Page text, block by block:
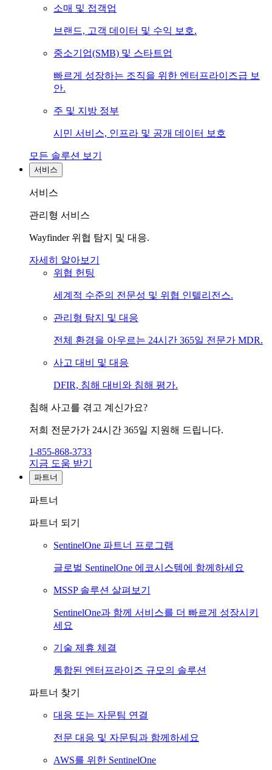
소매 및 접객업
브랜드, 고객 데이터 및 수익 보호.
중소기업(SMB) 및 스타트업
빠르게 성장하는 조직을 위한 엔터프라이즈급 보
안.
주 및 지방 정부
시민 서비스, 인프라 및 공개 데이터 보호
모든 솔루션 보기
서비스
서비스
관리형 서비스
Wayfinder 위협 탐지 및 대응.
자세히 알아보기
위협 헌팅
세계적 수준의 전문성 및 위협 인텔리전스.
관리형 탐지 및 대응
전체 환경을 아우르는 24시간 365일 전문가 MDR.
사고 대비 및 대응
DFIR, 침해 대비와 침해 평가.
침해 사고를 겪고 계신가요?
저희 전문가가 24시간 365일 지원해 드립니다.
1-855-868-3733
지금 도움 받기
파트너
파트너
파트너 되기
SentinelOne 파트너 프로그램
글로벌 SentinelOne 에코시스템에 함께하세요
MSSP 솔루션 살펴보기
SentinelOne과 함께 서비스를 더 빠르게 성장시키
세요
기술 제휴 체결
통합된 엔터프라이즈 규모의 솔루션
파트너 찾기
대응 또는 자문팀 연결
전문 대응 및 자문팀과 함께하세요
AWS를 위한 SentinelOne